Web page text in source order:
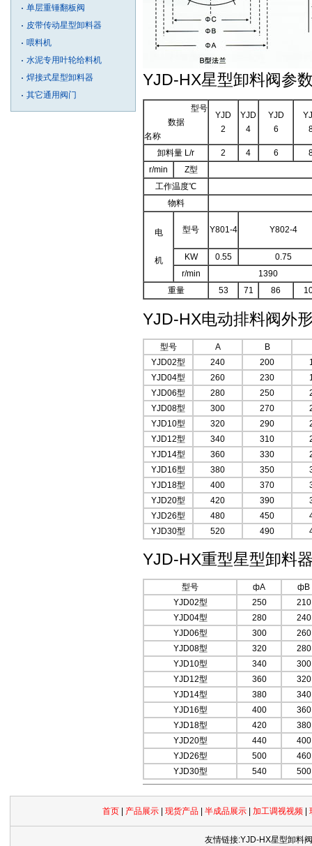
单层重锤翻板阀
皮带传动星型卸料器
喂料机
水泥专用叶轮给料机
焊接式星型卸料器
其它通用阀门
YJD-HX星型卸料阀参
型号
数据
名称
YJD
2
YJD
4
YJD
6
卸料量 L/r 2 4 6
r/min
Z型
工作温度℃
物料
电
机
型号 Y801-4 Y802-4
KW 0.55
0.75
r/min
1390
重量
53 71 86
YJD-HX电动排料阀外
型号 A
B
YJD02型
240 200
YJD04型
260 230
YJD06型
280 250
YJD08型
300 270
YJD10型
320 290
YJD12型
340 310
YJD14型
360 330
YJD16型
380 350
YJD18型
400 370
YJD20型
420 390
YJD26型
480 450
YJD30型
520 490
YJD-HX重型星型卸料
型号 фA
фB
YJD02型
250
210
YJD04型
280
240
YJD06型
300
260
YJD08型
320
280
YJD10型
340
300
YJD12型
360
320
YJD14型
380
340
YJD16型
400
360
YJD18型
420
380
YJD20型
440
400
YJD26型
500
460
YJD30型
540 500
首页| 产品展示| 现货产品| 半成品展示| 加工调视视频|
友情链接:YJD-HX星型卸料